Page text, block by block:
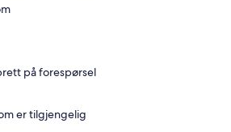
på forespørsel
er tilgjengelig